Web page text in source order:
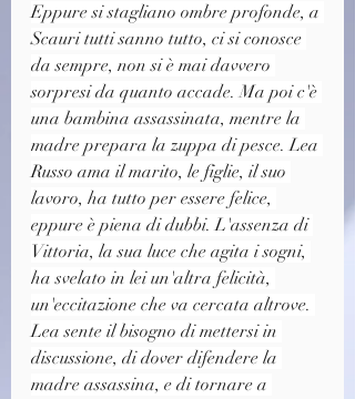
Eppure si stagliano ombre profonde, a
Scauri tutti sanno tutto, ci si conosce
da sempre, non si è mai davvero
sorpresi da quanto accade. Ma poi c'è
una bambina assassinata, mentre la
madre prepara la zuppa di pesce. Lea
Russo ama il marito, le figlie, il suo
lavoro, ha tutto per essere felice,
eppure è piena di dubbi. L'assenza di
Vittoria, la sua luce che agita i sogni,
ha svelato in lei un'altra felicità,
un'eccitazione che va cercata altrove.
Lea sente il bisogno di mettersi in
discussione, di dover difendere la
madre assassina, e di tornare a